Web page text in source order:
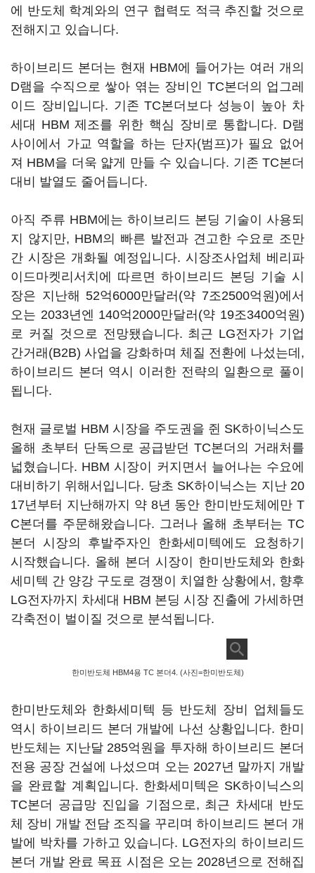
에 반도체 학계와의 연구 협력도 적극 추진할 것으로
전해지고 있습니다.
하이브리드 본더는 현재 HBM에 들어가는 여러 개의
D램을 수직으로 쌓아 엮는 장비인 TC본더의 업그레
이드 장비입니다. 기존 TC본더보다 성능이 높아 차
세대 HBM 제조를 위한 핵심 장비로 통합니다. D램
사이에서 가교 역할을 하는 단자(범프)가 필요 없어
져 HBM을 더욱 얇게 만들 수 있습니다. 기존 TC본더
대비 발열도 줄어듭니다.
아직 주류 HBM에는 하이브리드 본딩 기술이 사용되
지 않지만, HBM의 빠른 발전과 견고한 수요로 조만
간 시장은 개화될 예정입니다. 시장조사업체 베리파
이드마켓리서치에 따르면 하이브리드 본딩 기술 시
장은 지난해 52억6000만달러(약 7조2500억원)에서
오는 2033년엔 140억2000만달러(약 19조3400억원)
로 커질 것으로 전망됐습니다. 최근 LG전자가 기업
간거래(B2B) 사업을 강화하며 체질 전환에 나섰는데,
하이브리드 본더 역시 이러한 전략의 일환으로 풀이
됩니다.
현재 글로벌 HBM 시장을 주도권을 쥔 SK하이닉스도
올해 초부터 단독으로 공급받던 TC본더의 거래처를
넓혔습니다. HBM 시장이 커지면서 늘어나는 수요에
대비하기 위해서입니다. 당초 SK하이닉스는 지난 20
17년부터 지난해까지 약 8년 동안 한미반도체에만 T
C본더를 주문해왔습니다. 그러나 올해 초부터는 TC
본더 시장의 후발주자인 한화세미텍에도 요청하기
시작했습니다. 올해 본더 시장이 한미반도체와 한화
세미텍 간 양강 구도로 경쟁이 치열한 상황에서, 향후
LG전자까지 차세대 HBM 본딩 시장 진출에 가세하면
각축전이 벌이질 것으로 분석됩니다.
한미반도체 HBM4용 TC 본더4. (사진=한미반도체)
한미반도체와 한화세미텍 등 반도체 장비 업체들도
역시 하이브리드 본더 개발에 나선 상황입니다. 한미
반도체는 지난달 285억원을 투자해 하이브리드 본더
전용 공장 건설에 나섰으며 오는 2027년 말까지 개발
을 완료할 계획입니다. 한화세미텍은 SK하이닉스의
TC본더 공급망 진입을 기점으로, 최근 차세대 반도
체 장비 개발 전담 조직을 꾸리며 하이브리드 본더 개
발에 박차를 가하고 있습니다. LG전자의 하이브리드
본더 개발 완료 목표 시점은 오는 2028년으로 전해집